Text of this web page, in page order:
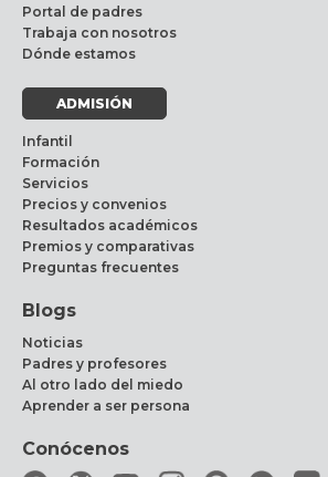
Portal de padres
Trabaja con nosotros
Dónde estamos
ADMISIÓN
Infantil
Formación
Servicios
Precios y convenios
Resultados académicos
Premios y comparativas
Preguntas frecuentes
Blogs
Noticias
Padres y profesores
Al otro lado del miedo
Aprender a ser persona
Conócenos